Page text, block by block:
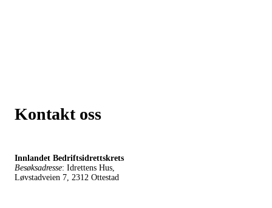
Kontakt oss
Innlandet Bedriftsidrettskrets
Besøksadresse: Idrettens Hus,
Løvstadveien 7, 2312 Ottestad